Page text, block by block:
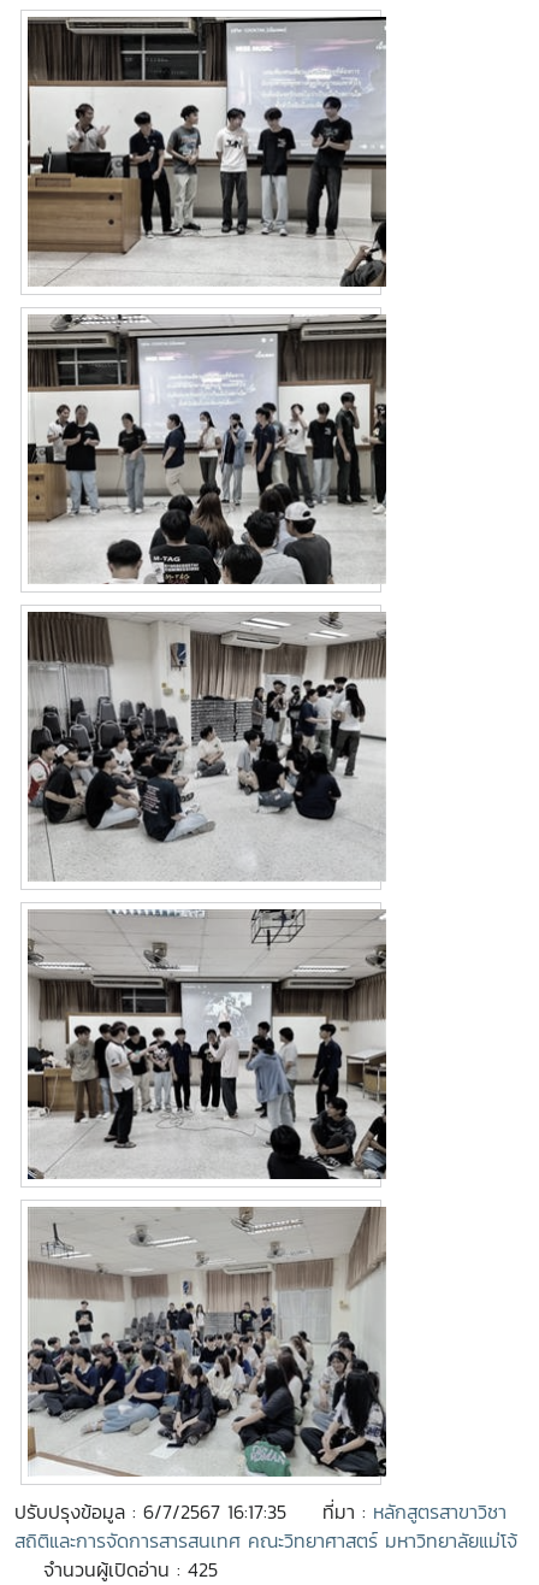
ปรับปรุงข้อมูล : 6/7/2567 16:17:35 ที่มา : หลักสูตรสาขาวิชา
สถิติและการจัดการสารสนเทศ คณะวิทยาศาสตร์ มหาวิทยาลัยแม่โจ้
จำนวนผู้เปิดอ่าน : 425